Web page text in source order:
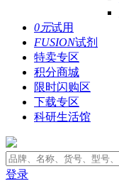
0元试用
FUSION试剂
特卖专区
积分商城
限时闪购区
下载专区
科研生活馆
登录